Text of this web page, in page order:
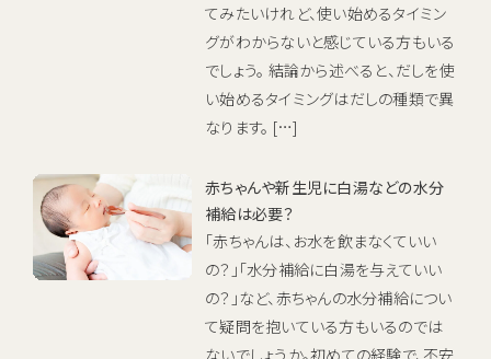
てみたいけれど、使い始めるタイミン
グがわからないと感じている方もいる
でしょう。 結論から述べると、だしを使
い始めるタイミングはだしの種類で異
なります。 […]
赤ちゃんや新生児に白湯などの水分
補給は必要？
「赤ちゃんは、お水を飲まなくていい
の？」「水分補給に白湯を与えていい
の？」など、赤ちゃんの水分補給につい
て疑問を抱いている方もいるのでは
ないでしょうか。初めての経験で、不安